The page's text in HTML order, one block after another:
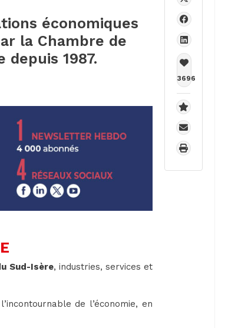
économiques
la Chambre de
1987.
Sud-Isère, industries, services et
de l’économie, en
3696